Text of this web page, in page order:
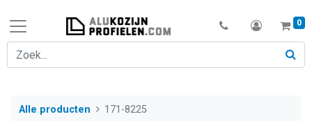
0
Alle producten 171-8225